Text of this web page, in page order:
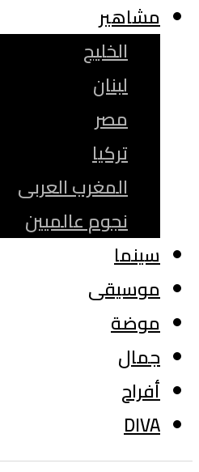
مشاهير
الخليج
لبنان
مصر
تركيا
المغرب العربى
نجوم عالميين
سينما
موسيقى
موضة
جمال
أفراح
DIVA